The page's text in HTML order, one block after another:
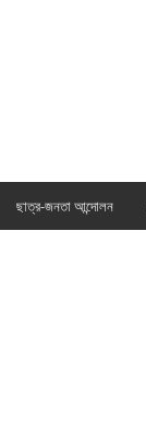
ছাত্র-জনতা আন্দোলন